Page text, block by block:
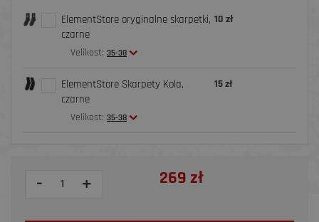
ElementStore oryginalne skarpetki,
czarne
Velikost: 35-38
10 zł
ElementStore Skarpety Kola,
czarne
Velikost: 35-38
15 zł
- + 269 zł